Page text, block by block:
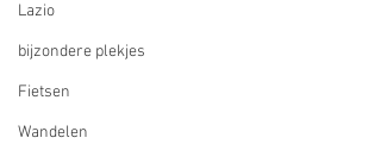
Lazio
bijzondere plekjes
Fietsen
Wandelen